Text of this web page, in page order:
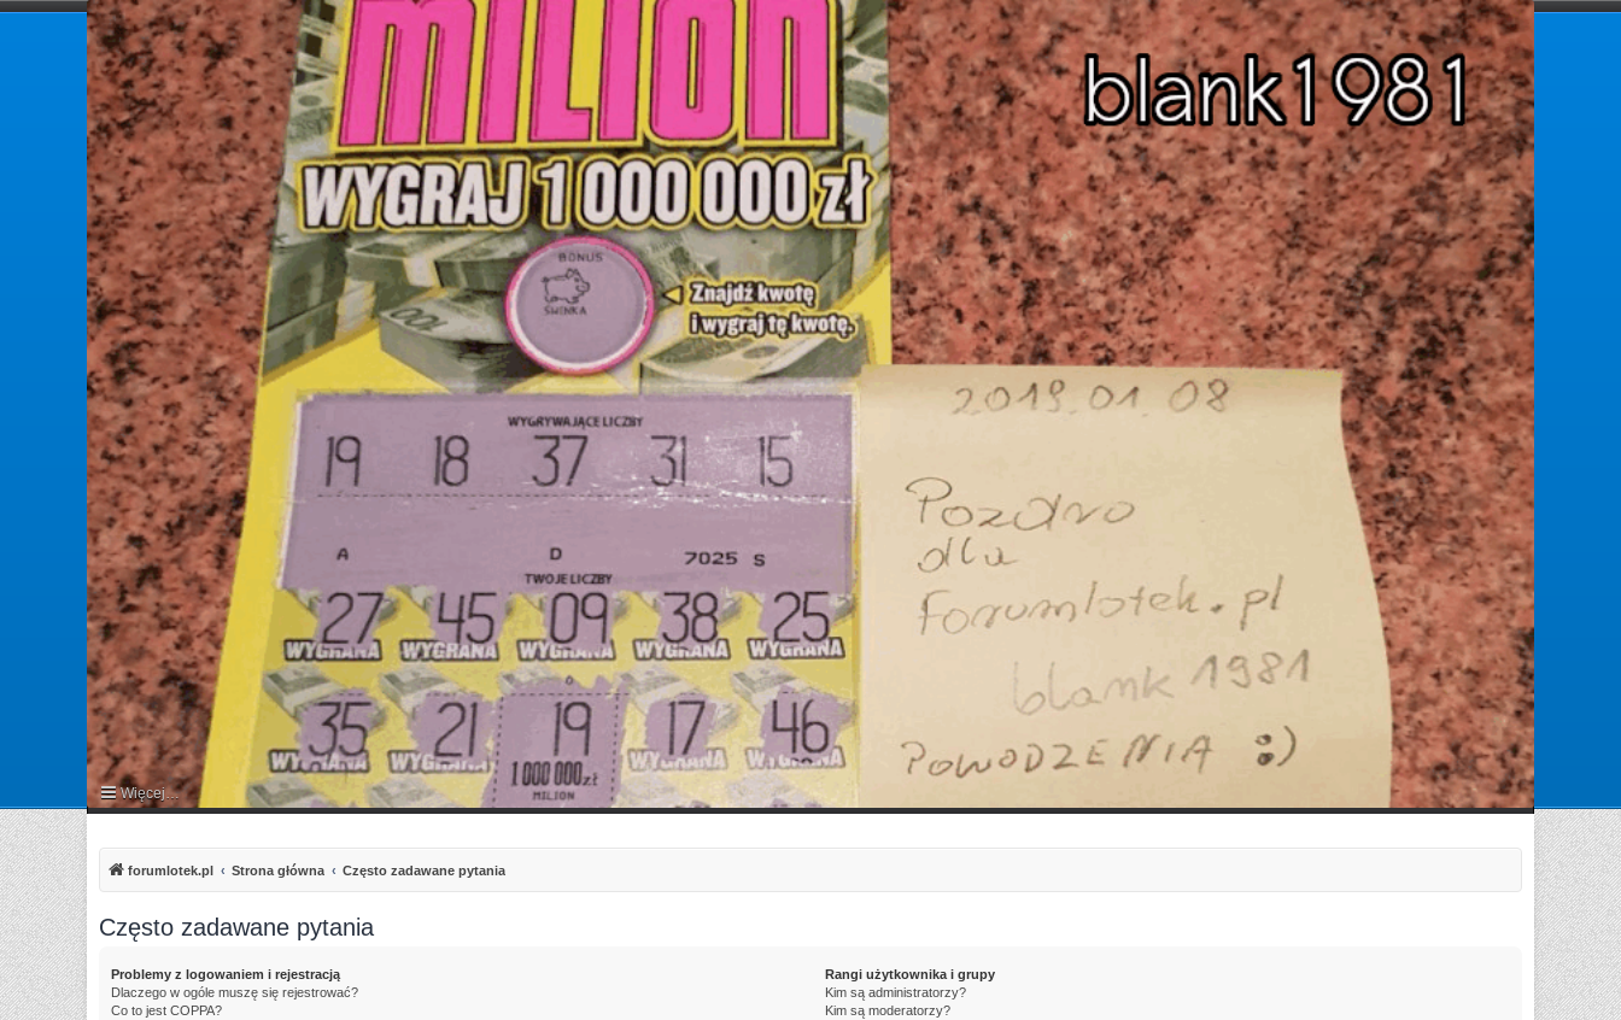
forumlotek.pl
Forum gier liczbowych
Więcej… Zaloguj się
Zarejestruj się
forumlotek.pl Strona główna Często zadawane pytania
Często zadawane pytania
Problemy z logowaniem i rejestracją
Dlaczego w ogóle muszę się rejestrować?
Co to jest COPPA?
Rangi użytkownika i grupy
Kim są administratorzy?
Kim są moderatorzy?